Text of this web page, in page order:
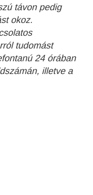
távon pedig
okoz.
tudomást
24 órában
illetve a